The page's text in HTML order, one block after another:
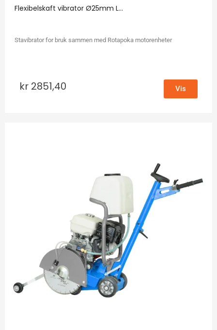
Flexibelskaft vibrator Ø25mm L...
Stavibrator for bruk sammen med Rotapoka motorenheter
kr 2851,40 Vis